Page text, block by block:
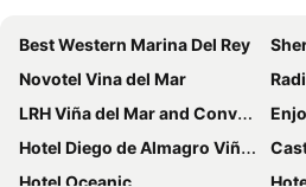
Best Western Marina Del Rey
Novotel Vina del Mar
LRH Viña del Mar and Convention Center
Hotel Diego de Almagro Viña del Mar
Hotel Oceanic